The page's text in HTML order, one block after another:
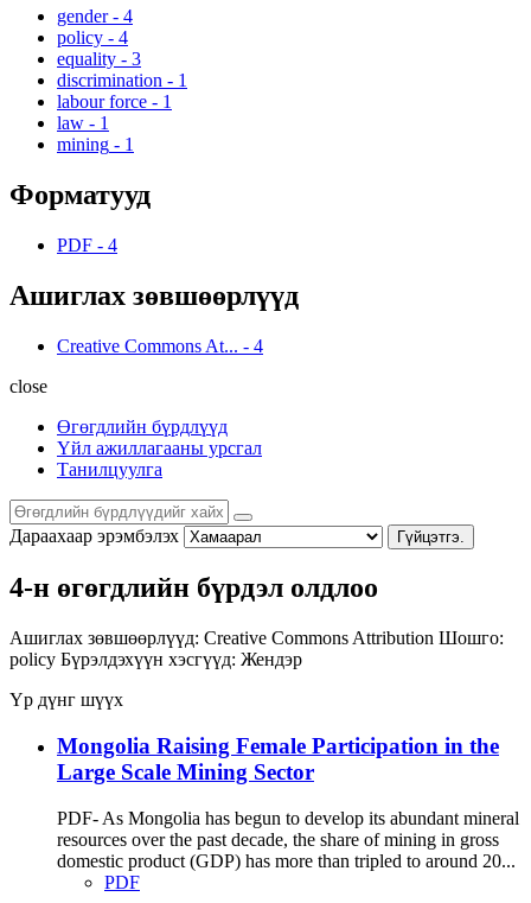
gender - 4
policy - 4
equality - 3
discrimination - 1
labour force - 1
law - 1
mining - 1
Форматууд
PDF - 4
Ашиглах зөвшөөрлүүд
Creative Commons At... - 4
close
Өгөгдлийн бүрдлүүд
Үйл ажиллагааны урсгал
Танилцуулга
Дараахаар эрэмбэлэх Гүйцэтгэ.
4-н өгөгдлийн бүрдэл олдлоо
Ашиглах зөвшөөрлүүд: Creative Commons Attribution Шошго:
policy Бүрэлдэхүүн хэсгүүд: Жендэр
Үр дүнг шүүх
Mongolia Raising Female Participation in the
Large Scale Mining Sector
PDF- As Mongolia has begun to develop its abundant mineral
resources over the past decade, the share of mining in gross
domestic product (GDP) has more than tripled to around 20...
PDF